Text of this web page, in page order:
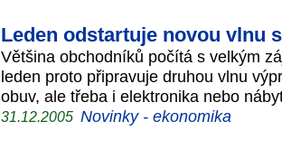
Leden odstartuje novou vlnu
Většina obchodníků počítá s velkým
leden proto připravuje druhou vlnu
obuv, ale třeba i elektronika nebo
31.12.2005 Novinky - ekonomika